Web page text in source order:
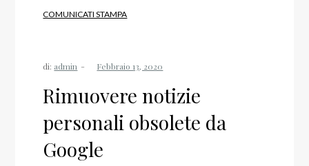
COMUNICATI STAMPA
di: admin
Rimuovere notizie
personali obsolete da
Google